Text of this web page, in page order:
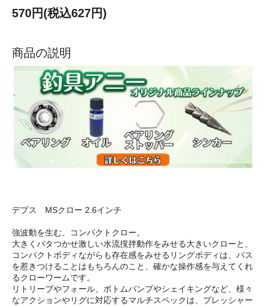
570円(税込627円)
商品の説明
デプス MSクロー 2.6インチ
強波動を生む、コンパクトクロー。
大きくバタつかせ激しい水流撹拌動作をみせる大きいクローと、
コンパクトボディながらも存在感をみせるリングボディは、バス
を惹きつけることはもちろんのこと、確かな操作感を与えてくれ
るクローワームです。
リトリーブやフォール、ボトムバンプやシェイキングなど、様々
なアクションやリグに対応するマルチスペックは、プレッシャー